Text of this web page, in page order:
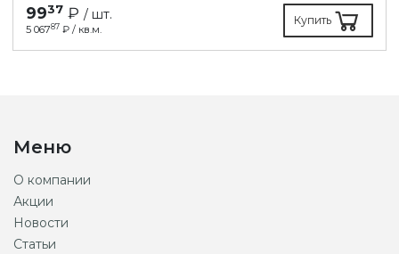
9937 ₽ / шт.
5 06787 ₽ / кв.м.
Купить
Меню
О компании
Акции
Новости
Статьи